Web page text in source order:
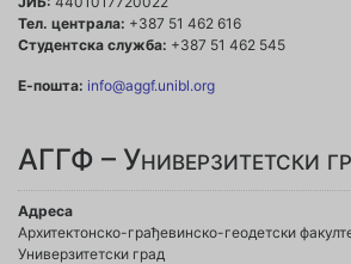
Тел. централа: +387 51 462 616
Студентска служба: +387 51 462 545
Е-пошта: info@aggf.unibl.org
АГГФ – Универзитетски
Адреса
Архитектонско-грађевинско-геодетски
Универзитетски град